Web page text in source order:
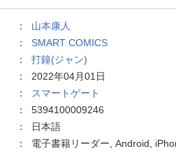
： 山本康人
： SMART COMICS
： 打鐘(ジャン)
： 2022年04月01日
：
スマートゲート
： 5394100009246
：
日本語
： 電子書籍リーダー, Android,